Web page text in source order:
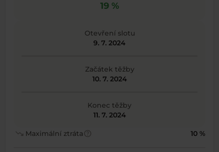
19 %
Otevření slotu
9. 7. 2024
Začátek těžby
10. 7. 2024
Konec těžby
11. 7. 2024
trending_down Maximální ztrátahelp 10 %